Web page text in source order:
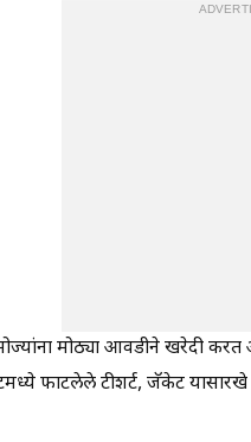
मोठ्या आवडीने खरेदी
फाटलेले टीशर्ट, जॅकेट